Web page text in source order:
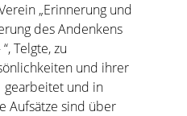
„Erinnerung und
des Andenkens
Telgte, zu
und ihrer
gearbeitet und in
Aufsätze sind über